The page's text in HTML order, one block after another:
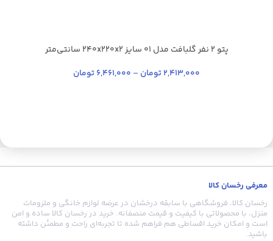
آبی کاربنی سدری آبی تیره
پتو 2 نفر گلبافت مدل 01 سایز 240x220x2 سانتی‌متر
2,413,000تومان –
6,461,000تومان
معرفی رخسان کالا
رخسان کالا، فروشگاهی با سابقه درخشان در عرضه لوازم خانگی و ملزومات
منزل، با محصولاتی با کیفیت و قیمت منصفانه. خرید در رخسان کالا ساده و امن
است و امکان خرید اقساطی هم فراهم شده تا تجربه‌ای راحت و مطمئن داشته
باشید.